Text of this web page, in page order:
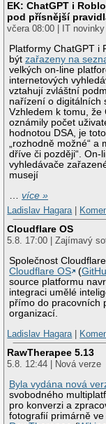
EK: ChatGPT i
pod přísnější
včera 08:00 | IT novinky
Platformy ChatGPT i
býtzařazeny na
velkých on-line
internetových
vztahují zvláštní
nařízení o digitálních
Vzhledem k tomu, že
oznámily počet
hodnotou DSA, je
„rozhodně možné“ a
dříve či později“. On-
vyhledávače
musejí
…více »
Ladislav Hagara|
Cloudflare OS
5.8. 17:00 | Zajímavý
Společnost Cloudflare
Cloudflare OS
(
source platformu
integraci umělé
přímo do pracovních
organizací.
Ladislav Hagara|
RawTherapee 5.13
5.8. 12:44 | Nová verze
Byla vydána nová
svobodného
pro konverzi a
fotografií primárně ve